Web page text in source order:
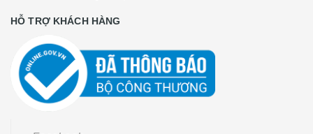
HỖ TRỢ KHÁCH HÀNG